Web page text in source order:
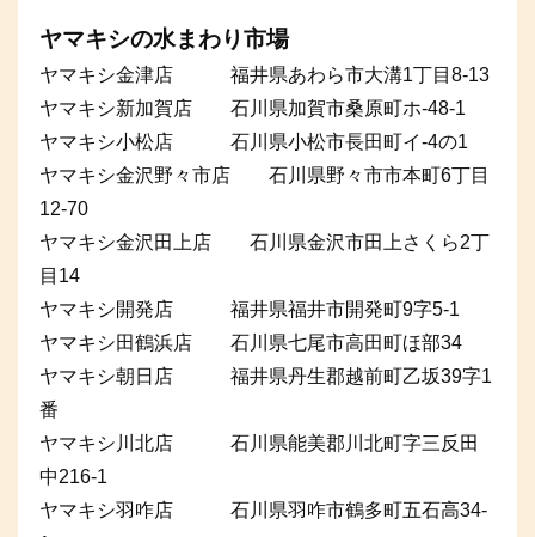
ヤマキシの水まわり市場
ヤマキシ金津店 福井県あわら市大溝1丁目8-13
ヤマキシ新加賀店 石川県加賀市桑原町ホ-48-1
ヤマキシ小松店 石川県小松市長田町イ-4の1
ヤマキシ金沢野々市店 石川県野々市市本町6丁目
12-70
ヤマキシ金沢田上店 石川県金沢市田上さくら2丁
目14
ヤマキシ開発店 福井県福井市開発町9字5-1
ヤマキシ田鶴浜店 石川県七尾市高田町ほ部34
ヤマキシ朝日店 福井県丹生郡越前町乙坂39字1
番
ヤマキシ川北店 石川県能美郡川北町字三反田
中216-1
ヤマキシ羽咋店 石川県羽咋市鶴多町五石高34-